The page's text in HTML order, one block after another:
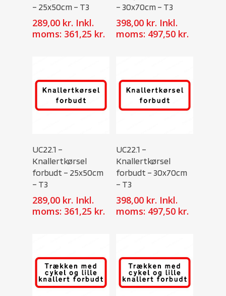
– 25x50cm – T3
289,00 kr. Inkl.
moms: 361,25 kr.
– 30x70cm – T3
398,00 kr. Inkl.
moms: 497,50 kr.
UC22.1 –
Knallertkørsel
forbudt – 25x50cm
– T3
289,00 kr. Inkl.
moms: 361,25 kr.
UC22.1 –
Knallertkørsel
forbudt – 30x70cm
– T3
398,00 kr. Inkl.
moms: 497,50 kr.